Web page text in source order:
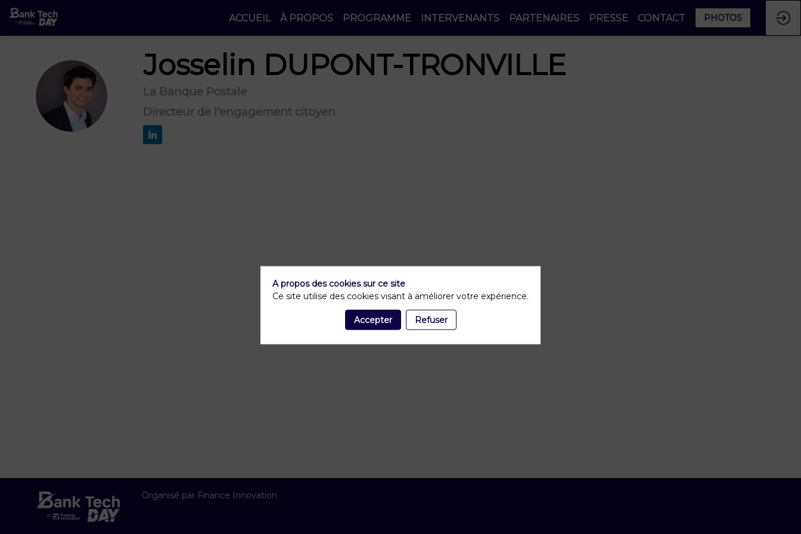
ACCUEIL À PROPOS PROGRAMME INTERVENANTS PARTENAIRES PRESSE CONTACT PHOTOS
JD
Josselin DUPONT-TRONVILLE
La Banque Postale
Directeur de l'engagement citoyen
Organisé par Finance Innovation
A propos des cookies sur ce site
Ce site utilise des cookies visant à améliorer votre expérience.
Accepter Refuser